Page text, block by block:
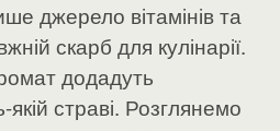
джерело вітамінів та
скарб для кулінарії.
додадуть
якій страві. Розглянемо